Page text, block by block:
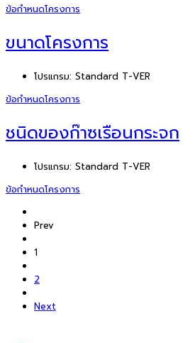
ข้อกำหนดโครงการ
ขนาดโครงการ
โปรแกรม: Standard T-VER
ข้อกำหนดโครงการ
ชนิดของก๊าซเรือนกระจก
โปรแกรม: Standard T-VER
ข้อกำหนดโครงการ
Prev
1
2
Next